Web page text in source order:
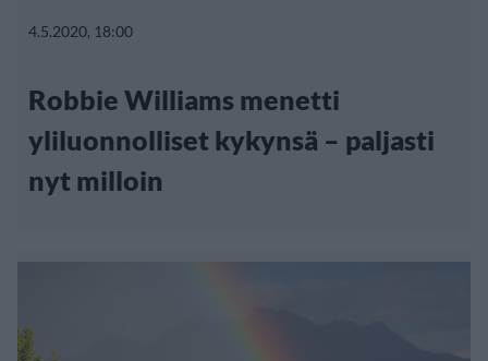
4.5.2020, 18:00
Robbie Williams menetti
yliluonnolliset kykynsä – paljasti
nyt milloin